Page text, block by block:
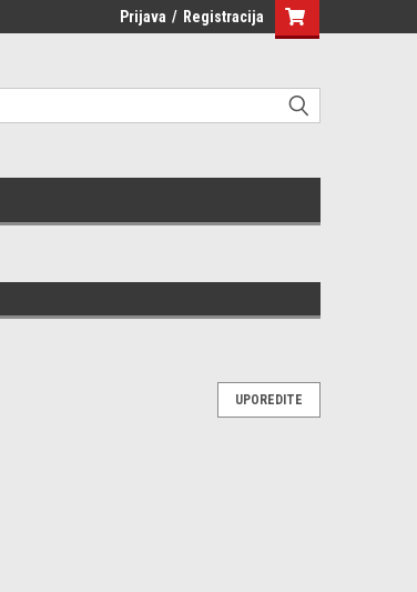
Prijava / Registracija
UPOREDITE